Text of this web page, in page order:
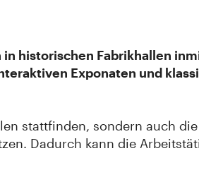
historischen Fabrikhallen
Exponaten und
stattfinden, sondern auch
Dadurch kann die